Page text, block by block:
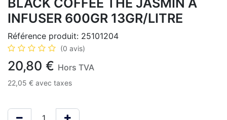
BLACK COFFEE THÉ JASMIN À
INFUSER 600GR 13GR/LITRE
Référence produit: 25101204
(0 avis)
20,80 € Hors TVA
22,05 € avec taxes